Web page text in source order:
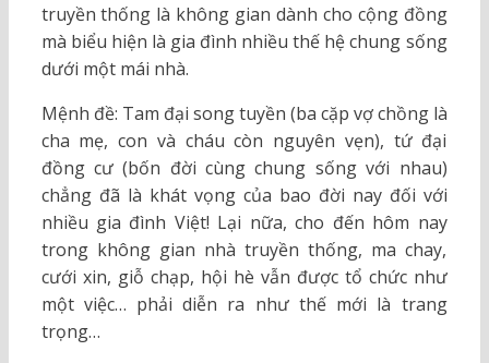
truyền thống là không gian dành cho cộng đồng
mà biểu hiện là gia đình nhiều thế hệ chung sống
dưới một mái nhà.
Mệnh đề: Tam đại song tuyền (ba cặp vợ chồng là
cha mẹ, con và cháu còn nguyên vẹn), tứ đại
đồng cư (bốn đời cùng chung sống với nhau)
chẳng đã là khát vọng của bao đời nay đối với
nhiều gia đình Việt! Lại nữa, cho đến hôm nay
trong không gian nhà truyền thống, ma chay,
cưới xin, giỗ chạp, hội hè vẫn được tổ chức như
một việc… phải diễn ra như thế mới là trang
trọng…